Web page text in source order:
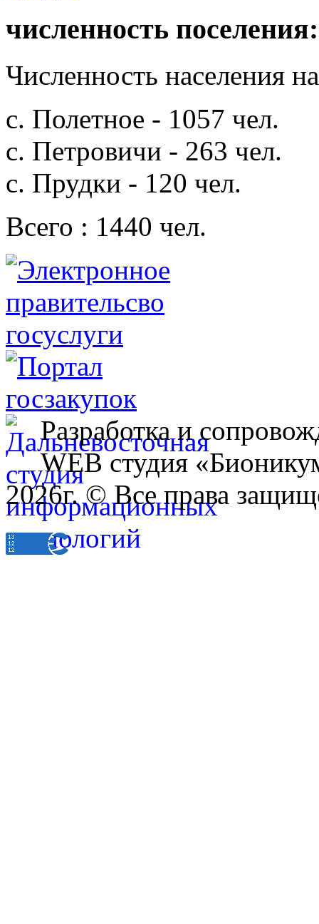
численность поселения:
Численность населения
с. Полетное - 1057 чел.
с. Петровичи - 263 чел.
с. Прудки - 120 чел.
Всего : 1440 чел.
Разработка и
WEB студия
2026г. © Все права